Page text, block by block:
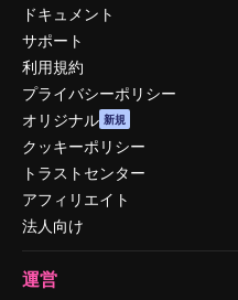
ドキュメント
サポート
利用規約
プライバシーポリシー
オリジナル 新規
クッキーポリシー
トラストセンター
アフィリエイト
法人向け
運営